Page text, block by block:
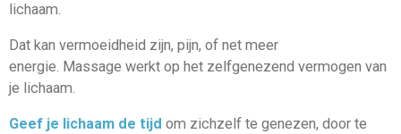
lichaam.
Dat kan vermoeidheid zijn, pijn, of net meer
energie. Massage werkt op het zelfgenezend vermogen van
je lichaam.
Geef je lichaam de tijd om zichzelf te genezen, door te